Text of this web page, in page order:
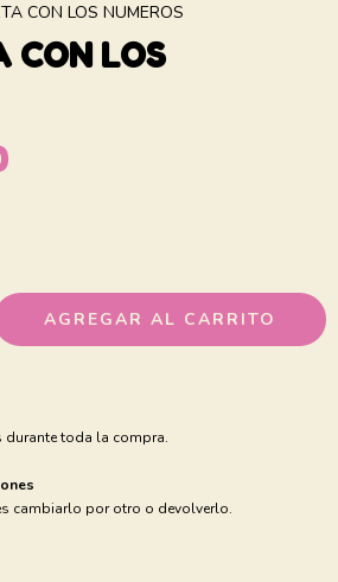
CON LOS NUMEROS
CON LOS
toda la compra.
cambiarlo por otro o devolverlo.